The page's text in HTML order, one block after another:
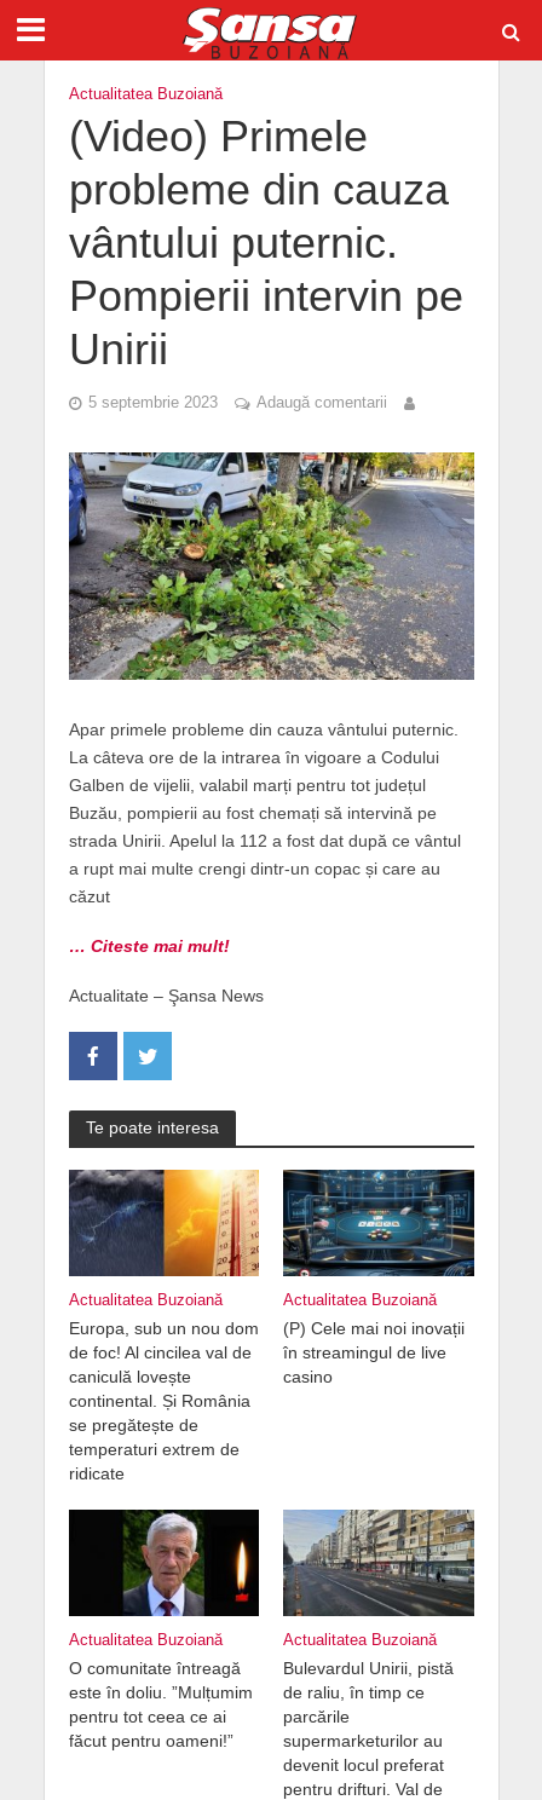
Actualitatea Buzoiană
(Video) Primele
probleme din cauza
vântului puternic.
Pompierii intervin pe
Unirii
5 septembrie 2023 Adaugă comentarii
Apar primele probleme din cauza vântului puternic.
La câteva ore de la intrarea în vigoare a Codului
Galben de vijelii, valabil marți pentru tot județul
Buzău, pompierii au fost chemați să intervină pe
strada Unirii. Apelul la 112 a fost dat după ce vântul
a rupt mai multe crengi dintr-un copac și care au
căzut
… Citeste mai mult!
Actualitate – Şansa News
Te poate interesa
Actualitatea Buzoiană
Europa, sub un nou dom
de foc! Al cincilea val de
caniculă lovește
continental. Și România
se pregătește de
temperaturi extrem de
ridicate
Actualitatea Buzoiană
(P) Cele mai noi inovații
în streamingul de live
casino
Actualitatea Buzoiană
O comunitate întreagă
este în doliu. ”Mulțumim
pentru tot ceea ce ai
făcut pentru oameni!”
Actualitatea Buzoiană
Bulevardul Unirii, pistă
de raliu, în timp ce
parcările
supermarketurilor au
devenit locul preferat
pentru drifturi. Val de